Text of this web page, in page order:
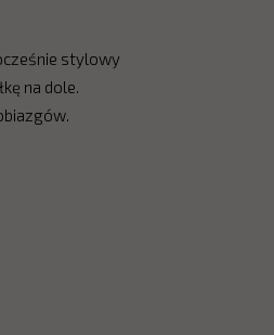
stylowy
na dole.